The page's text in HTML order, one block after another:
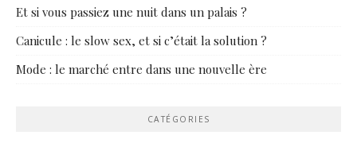
Et si vous passiez une nuit dans un palais ?
Canicule : le slow sex, et si c’était la solution ?
Mode : le marché entre dans une nouvelle ère
CATÉGORIES